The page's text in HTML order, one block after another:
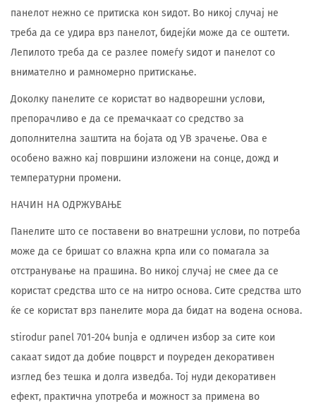
панелот нежно се притиска кон ѕидот. Во никој случај не
треба да се удира врз панелот, бидејќи може да се оштети.
Лепилото треба да се разлее помеѓу ѕидот и панелот со
внимателно и рамномерно притискање.
Доколку панелите се користат во надворешни услови,
препорачливо е да се премачкаат со средство за
дополнителна заштита на бојата од УВ зрачење. Ова е
особено важно кај површини изложени на сонце, дожд и
температурни промени.
НАЧИН НА ОДРЖУВАЊЕ
Панелите што се поставени во внатрешни услови, по потреба
може да се бришат со влажна крпа или со помагала за
отстранување на прашина. Во никој случај не смее да се
користат средства што се на нитро основа. Сите средства што
ќе се користат врз панелите мора да бидат на водена основа.
stirodur panel 701-204 bunja е одличен избор за сите кои
сакаат ѕидот да добие поцврст и поуреден декоративен
изглед без тешка и долга изведба. Тој нуди декоративен
ефект, практична употреба и можност за примена во